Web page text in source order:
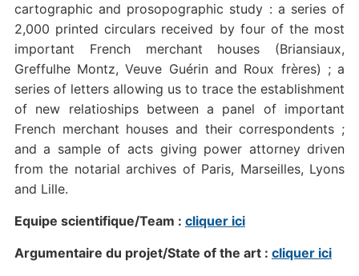
cartographic and prosopographic study : a series of
2,000 printed circulars received by four of the most
important French merchant houses (Briansiaux,
Greffulhe Montz, Veuve Guérin and Roux frères) ; a
series of letters allowing us to trace the establishment
of new relatioships between a panel of important
French merchant houses and their correspondents ;
and a sample of acts giving power attorney driven
from the notarial archives of Paris, Marseilles, Lyons
and Lille.
Equipe scientifique/Team : cliquer ici
Argumentaire du projet/State of the art : cliquer ici